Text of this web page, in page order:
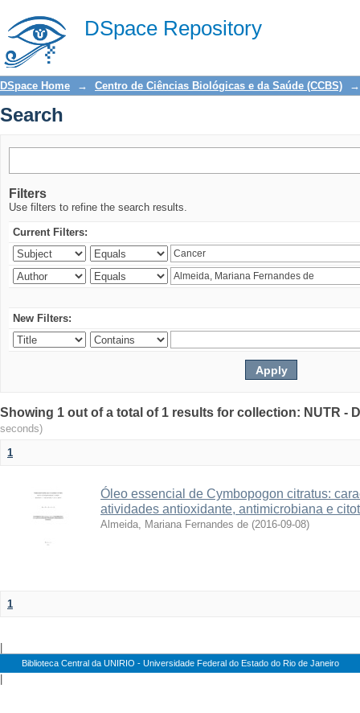
DSpace Repository
Search
DSpace Home → Centro de Ciências Biológicas e da Saúde (CCBS) →
Search
Filters
Use filters to refine the search results.
Current Filters:
New Filters:
Showing 1 out of a total of 1 results for collection: NUTR -
seconds)
1
Óleo essencial de Cymbopogon citratus:
atividades antioxidante, antimicrobiana e
Almeida, Mariana Fernandes de (2016-09-08)
1
Biblioteca Central da UNIRIO - Universidade Federal do Estado do Rio de Janeiro